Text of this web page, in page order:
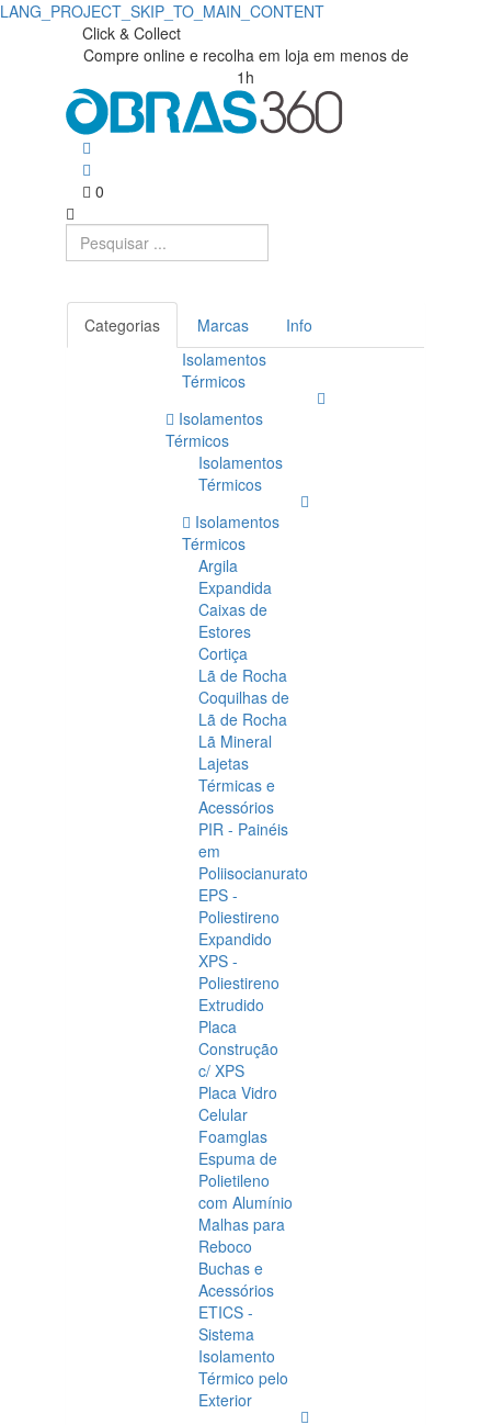
LANG_PROJECT_SKIP_TO_MAIN_CONTENT
Click & Collect
Compre online e recolha em loja em menos de
1h
0
Categorias Marcas
Info
Isolamentos
Térmicos
Isolamentos
Térmicos
Isolamentos
Térmicos
Isolamentos
Térmicos
Argila
Expandida
Caixas de
Estores
Cortiça
Lã de Rocha
Coquilhas de
Lã de Rocha
Lã Mineral
Lajetas
Térmicas e
Acessórios
PIR - Painéis
em
Poliisocianurato
EPS -
Poliestireno
Expandido
XPS -
Poliestireno
Extrudido
Placa
Construção
c/ XPS
Placa Vidro
Celular
Foamglas
Espuma de
Polietileno
com Alumínio
Malhas para
Reboco
Buchas e
Acessórios
ETICS -
Sistema
Isolamento
Térmico pelo
Exterior